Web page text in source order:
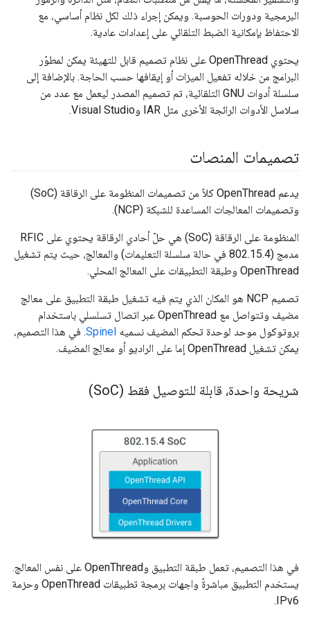
البرمجية ودورات الحوسبة. ويمكن إجراء ذلك لكل نظام أساسي، مع
الاحتفاظ بإمكانية الضبط التلقائي على إعدادات عادية.
يحتوي OpenThread على نظام تصميم قابل للتهيئة يمكن لمطوّر
البرامج من خلاله تفعيل الميزات أو إيقافها حسب الحاجة. بالإضافة إلى
سلسلة أدوات GNU التلقائية، تم تصميم المصدر ليعمل مع عدد من
سلاسل الأدوات الرائجة الأخرى مثل IAR وVisual Studio.
تصميمات المنصات
يدعم OpenThread كلاً من تصميمات المنظومة على الرقاقة (SoC)
وتصميمات المعالجات المساعدة للشبكة (NCP).
المنظومة على الرقاقة (SoC) هي حلّ أحادي الرقاقة يحتوي على RFIC
مدمج (802.15.4 في حالة سلسلة التعليمات) والمعالج، حيث يتم تشغيل
OpenThread وطبقة التطبيقات على المعالج المحلي.
تصميم NCP هو المكان الذي يتم فيه تشغيل طبقة التطبيق على معالج
مضيف وتتواصل مع OpenThread عبر اتصال تسلسلي باستخدام
بروتوكول موحد لوحدة تحكم المضيف نسميه Spinel. في هذا التصميم،
يمكن تشغيل OpenThread إما على الراديو أو معالِج المضيف.
شريحة واحدة، قابلة للتوصيل فقط (SoC)
في هذا التصميم، تعمل طبقة التطبيق وOpenThread على نفس المعالج.
يستخدم التطبيق مباشرةً واجهات برمجة تطبيقات OpenThread وحزمة
IPv6.